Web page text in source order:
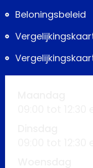
Beloningsbeleid